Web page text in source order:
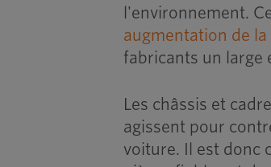
l'environnement.
augmentation de
fabricants un large
Les châssis et
agissent pour
voiture. Il est donc